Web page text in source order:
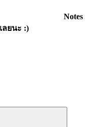
ลยนะ :)
Notes